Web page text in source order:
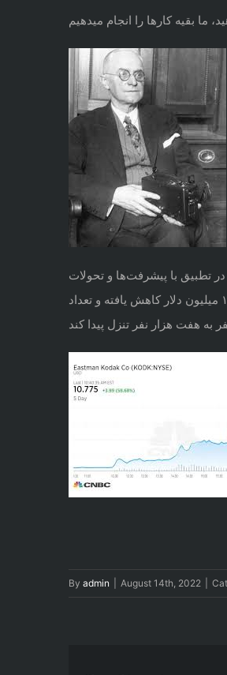
تطبیق با پیشرفت‌ها و تحولات
دانستند. این وضعیت باعث شده بود تا ارزش سهام کداک در پانزده سال از ۳۱ میلیارد دلار به کمتر از ۱۵۰ میلیون دلار کاهش یافته و تعداد
By admin August 14th, 2022